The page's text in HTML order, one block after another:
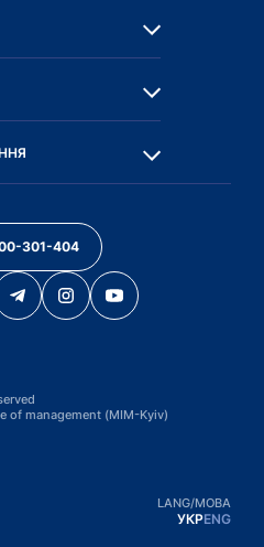
301-404
of management (MIM-Kyiv)
LANG/МОВА
УКРENG